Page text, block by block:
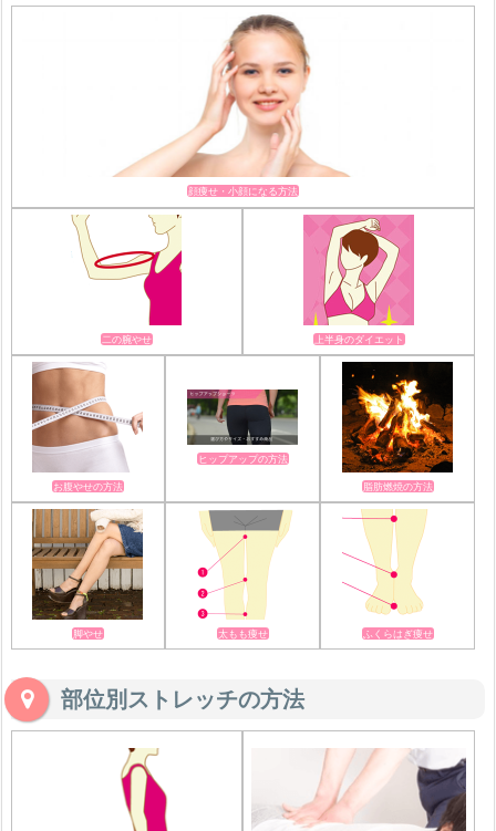
顔痩せ・小顔になる方法
二の腕やせ 上半身のダイエット
お腹やせの方法
ヒップアップの方法
脂肪燃焼の方法
脚やせ 太もも痩せ ふくらはぎ痩せ
部位別ストレッチの方法